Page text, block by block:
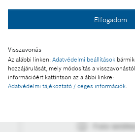
Elfogadom
Visszavonás
Az alábbi linken: Adatvédelmi beállítások
hozzájárulását, mely módosítás a
információért kattintson az alábbi linkre:
Adatvédelmi tájékoztató / céges információk.
Fotó
Műveletek
Fotó